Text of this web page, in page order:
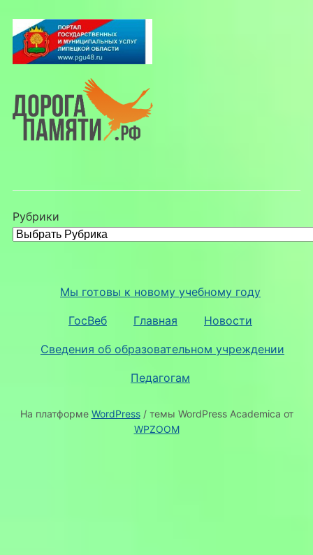
Рубрики
Мы готовы к новому учебному году
ГосВеб Главная Новости
Сведения об образовательном учреждении
Педагогам
На платформе WordPress/ темы WordPress Academica от
WPZOOM